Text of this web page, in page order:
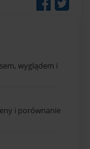
wyglądem i
i porównanie